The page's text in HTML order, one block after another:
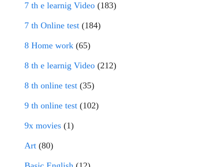
7 th e learnig Video (183)
7 th Online test (184)
8 Home work (65)
8 th e learnig Video (212)
8 th online test (35)
9 th online test (102)
9x movies (1)
Art (80)